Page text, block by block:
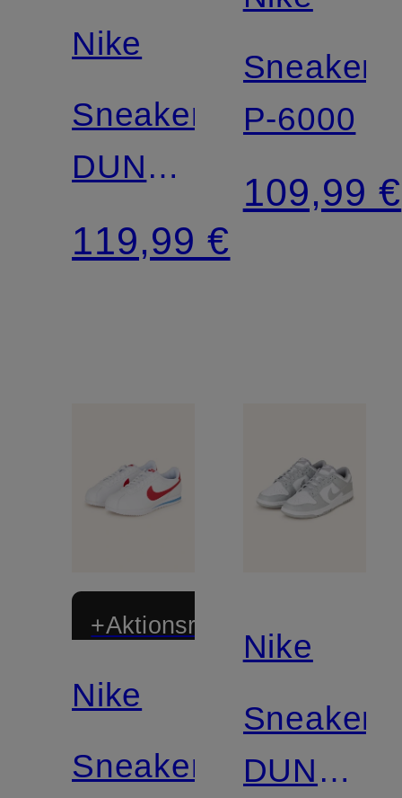
Nike
Sneaker
DUNK
LOW
RETRO
119,99 €
Sneaker
P-6000
109,99 €
+Aktionsrabatt
Nike
Sneaker
Nike
Sneaker
DUNK